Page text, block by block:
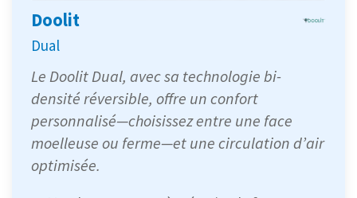
Doolit
Dual
Le Doolit Dual, avec sa technologie bi-
densité réversible, offre un confort
personnalisé—choisissez entre une face
moelleuse ou ferme—et une circulation d’air
optimisée.